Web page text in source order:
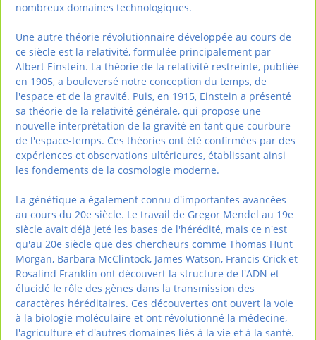
nombreux domaines technologiques.
Une autre théorie révolutionnaire développée au cours de
ce siècle est la relativité, formulée principalement par
Albert Einstein. La théorie de la relativité restreinte, publiée
en 1905, a bouleversé notre conception du temps, de
l'espace et de la gravité. Puis, en 1915, Einstein a présenté
sa théorie de la relativité générale, qui propose une
nouvelle interprétation de la gravité en tant que courbure
de l'espace-temps. Ces théories ont été confirmées par des
expériences et observations ultérieures, établissant ainsi
les fondements de la cosmologie moderne.
La génétique a également connu d'importantes avancées
au cours du 20e siècle. Le travail de Gregor Mendel au 19e
siècle avait déjà jeté les bases de l'hérédité, mais ce n'est
qu'au 20e siècle que des chercheurs comme Thomas Hunt
Morgan, Barbara McClintock, James Watson, Francis Crick et
Rosalind Franklin ont découvert la structure de l'ADN et
élucidé le rôle des gènes dans la transmission des
caractères héréditaires. Ces découvertes ont ouvert la voie
à la biologie moléculaire et ont révolutionné la médecine,
l'agriculture et d'autres domaines liés à la vie et à la santé.